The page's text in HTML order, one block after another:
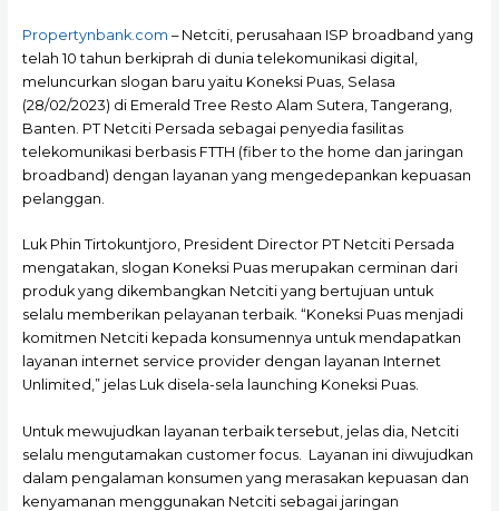
Propertynbank.com – Netciti, perusahaan ISP broadband yang
telah 10 tahun berkiprah di dunia telekomunikasi digital,
meluncurkan slogan baru yaitu Koneksi Puas, Selasa
(28/02/2023) di Emerald Tree Resto Alam Sutera, Tangerang,
Banten. PT Netciti Persada sebagai penyedia fasilitas
telekomunikasi berbasis FTTH (fiber to the home dan jaringan
broadband) dengan layanan yang mengedepankan kepuasan
pelanggan.
Luk Phin Tirtokuntjoro, President Director PT Netciti Persada
mengatakan, slogan Koneksi Puas merupakan cerminan dari
produk yang dikembangkan Netciti yang bertujuan untuk
selalu memberikan pelayanan terbaik. “Koneksi Puas menjadi
komitmen Netciti kepada konsumennya untuk mendapatkan
layanan internet service provider dengan layanan Internet
Unlimited,” jelas Luk disela-sela launching Koneksi Puas.
Untuk mewujudkan layanan terbaik tersebut, jelas dia, Netciti
selalu mengutamakan customer focus. Layanan ini diwujudkan
dalam pengalaman konsumen yang merasakan kepuasan dan
kenyamanan menggunakan Netciti sebagai jaringan